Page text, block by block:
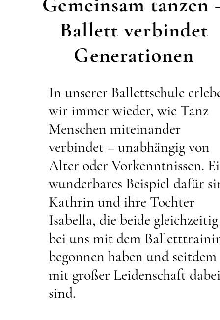
Ballett verbindet
Generationen
In unserer Ballettschule
wir immer wieder, wie Tanz
Menschen miteinander
verbindet – unabhängig von
Alter oder Vorkenntnissen.
wunderbares Beispiel dafür
Kathrin und ihre Tochter
Isabella, die beide gleichzeitig
bei uns mit dem
begonnen haben und seitdem
mit großer Leidenschaft dabei
sind.